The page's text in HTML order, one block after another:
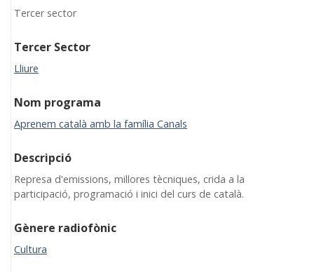
Tercer sector
Tercer Sector
Lliure
Nom programa
Aprenem català amb la família Canals
Descripció
Represa d'emissions, millores tècniques, crida a la
participació, programació i inici del curs de català.
Gènere radiofònic
Cultura